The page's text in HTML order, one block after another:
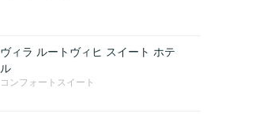
ヴィラ ルートヴィヒ スイート ホテ
ル
コンフォートスイート